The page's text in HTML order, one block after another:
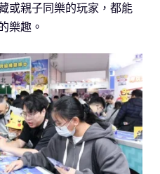
或親子同樂的玩家，都能
樂趣。